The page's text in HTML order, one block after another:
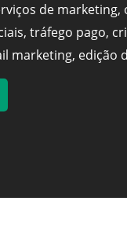
de
tráfego pago,
marketing, edição